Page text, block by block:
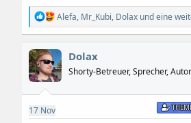
R
e
a
k
t
i
o
n
Alefa, Mr_Kubi, Dolax und eine
Dolax
Shorty-Betreuer, Sprecher,
17 Nov